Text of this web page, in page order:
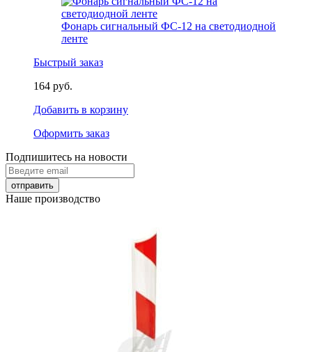
Фонарь сигнальный ФС-12 на светодиодной
ленте
Быстрый заказ
164 руб.
Добавить в корзину
Оформить заказ
Подпишитесь на новости
Наше производство